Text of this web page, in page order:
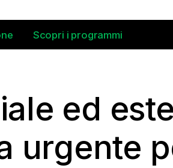
Scopri i programmi
ed
urgente